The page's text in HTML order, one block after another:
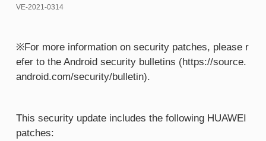
VE-2021-0314
※For more information on security patches, please r
efer to the Android security bulletins (https://source.
android.com/security/bulletin).
This security update includes the following HUAWEI
patches: